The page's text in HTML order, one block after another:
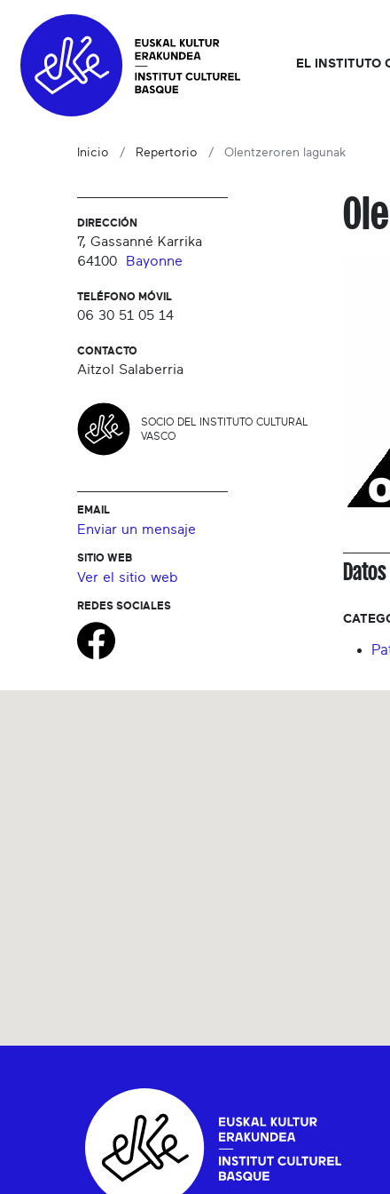
EL INSTITUTO
Inicio Repertorio Olentzeroren lagunak
DIRECCIÓN
7, Gassanné Karrika
64100
Bayonne
TELÉFONO MÓVIL
06 30 51 05 14
CONTACTO
Aitzol Salaberria
SOCIO DEL INSTITUTO CULTURAL
VASCO
EMAIL
Enviar un mensaje
SITIO WEB
Ver el sitio web
REDES SOCIALES